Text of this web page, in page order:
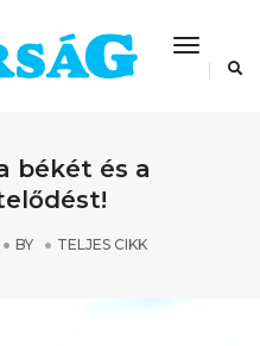
Toggle
békét és a
BY TELJES CIKK